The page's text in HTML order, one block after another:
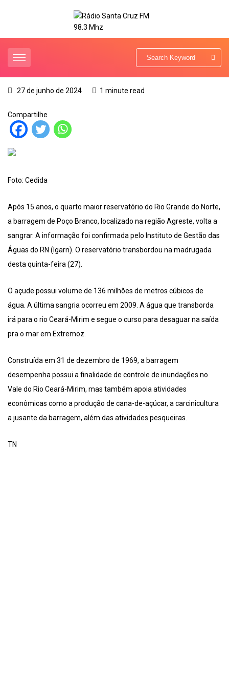
27 de junho de 2024 1 minute read
Compartilhe
Foto: Cedida
Após 15 anos, o quarto maior reservatório do Rio Grande do Norte,
a barragem de Poço Branco, localizado na região Agreste, volta a
sangrar. A informação foi confirmada pelo Instituto de Gestão das
Águas do RN (Igarn). O reservatório transbordou na madrugada
desta quinta-feira (27).
O açude possui volume de 136 milhões de metros cúbicos de
água. A última sangria ocorreu em 2009. A água que transborda
irá para o rio Ceará-Mirim e segue o curso para desaguar na saída
pra o mar em Extremoz.
Construída em 31 de dezembro de 1969, a barragem
desempenha possui a finalidade de controle de inundações no
Vale do Rio Ceará-Mirim, mas também apoia atividades
econômicas como a produção de cana-de-açúcar, a carcinicultura
a jusante da barragem, além das atividades pesqueiras.
TN